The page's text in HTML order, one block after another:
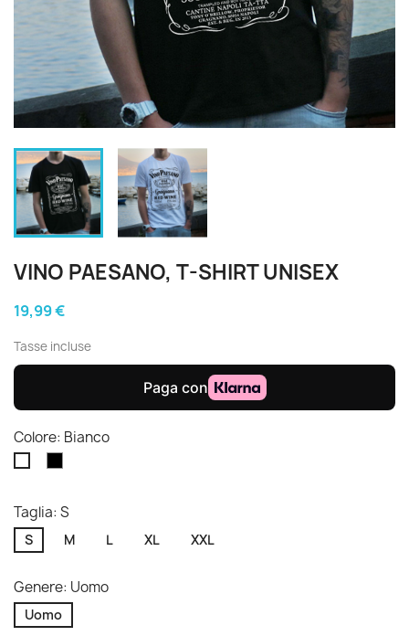
VINO PAESANO, T-SHIRT UNISEX
19,99 €
Tasse incluse
Colore: Bianco
Taglia: S
S M L XL XXL
Genere: Uomo
Uomo